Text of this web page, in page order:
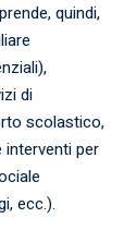
quindi,
di
scolastico,
interventi per
ecc.).